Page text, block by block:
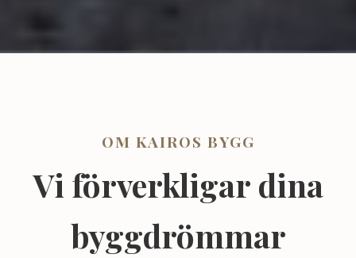
OM KAIROS BYGG
Vi förverkligar dina
byggdrömmar